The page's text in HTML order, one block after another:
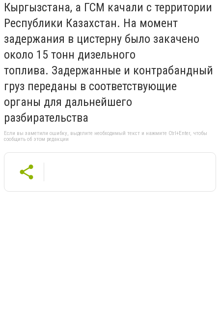
Кыргызстана, а ГСМ качали с территории
Республики Казахстан. На момент
задержания в цистерну было закачено
около 15 тонн дизельного
топлива. Задержанные и контрабандный
груз переданы в соответствующие
органы для дальнейшего
разбирательства
Если вы заметили ошибку, выделите необходимый текст и нажмите Ctrl+Enter, чтобы
сообщить об этом редакции